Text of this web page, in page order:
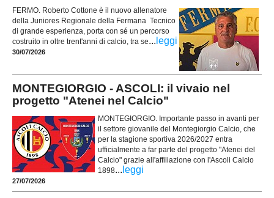
FERMO. Roberto Cottone è il nuovo allenatore
della Juniores Regionale della Fermana Tecnico
di grande esperienza, porta con sé un percorso
costruito in oltre trent'anni di calcio, tra se... leggi
30/07/2026
MONTEGIORGIO - ASCOLI: il vivaio nel
progetto "Atenei nel Calcio"
MONTEGIORGIO. Importante passo in avanti per
il settore giovanile del Montegiorgio Calcio, che
per la stagione sportiva 2026/2027 entra
ufficialmente a far parte del progetto "Atenei del
Calcio" grazie all'affiliazione con l'Ascoli Calcio
1898... leggi
27/07/2026